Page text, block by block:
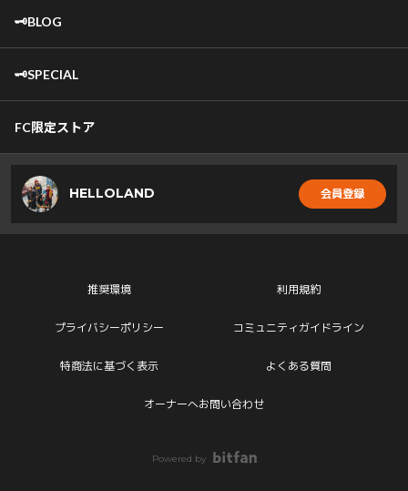
🗝️BLOG
🗝️SPECIAL
FC限定ストア
HELLOLAND 会員登録
推奨環境 利用規約
プライバシーポリシー コミュニティガイドライン
特商法に基づく表示 よくある質問
オーナーへお問い合わせ
Powered by